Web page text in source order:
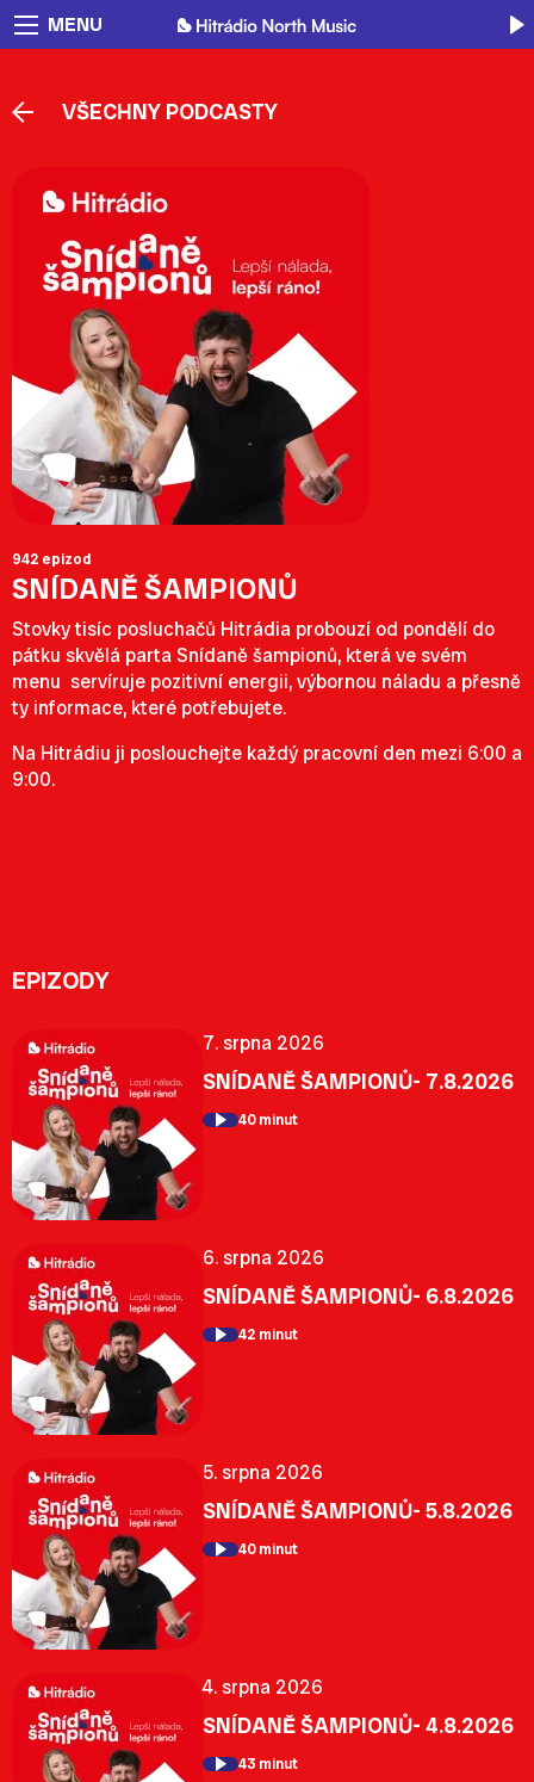
MENU
VŠECHNY PODCASTY
942 epizod
SNÍDANĚ ŠAMPIONŮ
Stovky tisíc posluchačů Hitrádia probouzí od pondělí do
pátku skvělá parta Snídaně šampionů, která ve svém
menu servíruje pozitivní energii, výbornou náladu a přesně
ty informace, které potřebujete.
Na Hitrádiu ji poslouchejte každý pracovní den mezi 6:00 a
9:00.
EPIZODY
7. srpna 2026
SNÍDANĚ ŠAMPIONŮ- 7.8.2026
40 minut
6. srpna 2026
SNÍDANĚ ŠAMPIONŮ- 6.8.2026
42 minut
5. srpna 2026
SNÍDANĚ ŠAMPIONŮ- 5.8.2026
40 minut
4. srpna 2026
SNÍDANĚ ŠAMPIONŮ- 4.8.2026
43 minut